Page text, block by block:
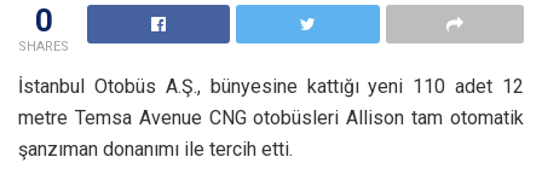
0
SHARES
İstanbul Otobüs A.Ş., bünyesine kattığı yeni 110 adet 12
metre Temsa Avenue CNG otobüsleri Allison tam otomatik
şanzıman donanımı ile tercih etti.